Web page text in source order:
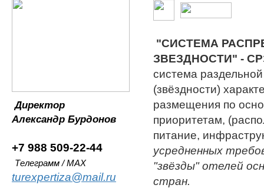
Директор
Александр Бурдонов
+7 988 509-22-44
Телеграмм / MAX
turexpertiza@mail.ru
"СИСТЕМА
ЗВЕЗДНОСТИ" -
система
(звёздности)
размещения по
приоритетам,
питание,
усредненных
"звёзды" отелей
стран.